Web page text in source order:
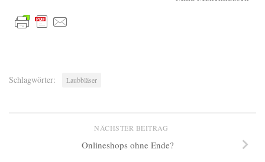
Schlagwörter: Laubbläser
NÄCHSTER BEITRAG
Onlineshops ohne Ende?